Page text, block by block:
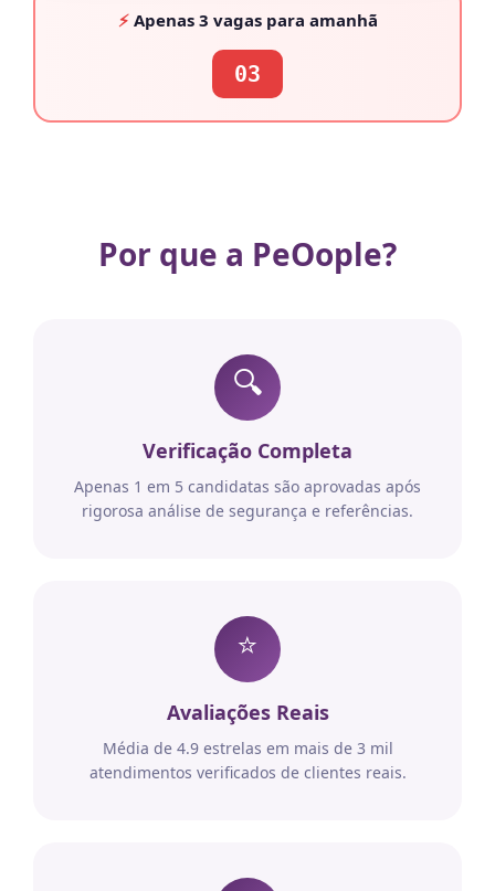
⚡Apenas 3 vagaspara amanhã
03
Por que a PeOople?
🔍
Verificação Completa
Apenas 1 em 5 candidatas são aprovadas após
rigorosa análise de segurança e referências.
⭐
Avaliações Reais
Média de 4.9 estrelas em mais de 3 mil
atendimentos verificados de clientes reais.